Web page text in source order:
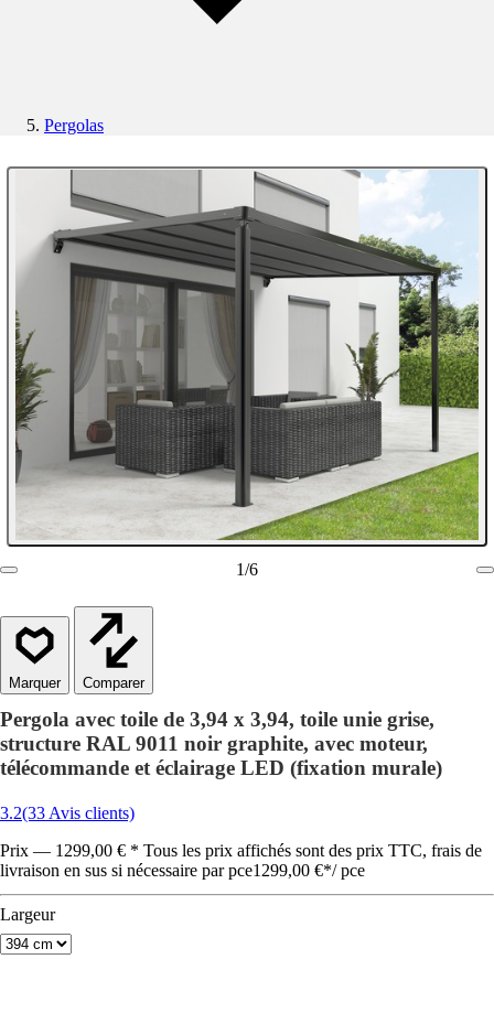
Pergolas
1/6
Comparer
Pergola avec toile de 3,94 x 3,94, toile unie grise,
structure RAL 9011 noir graphite, avec moteur,
télécommande et éclairage LED (fixation murale)
3.2(33 Avis clients)
Prix — 1299,00 € * Tous les prix affichés sont des prix TTC, frais de
livraison en sus si nécessaire par pce1299,00 €*/ pce
Largeur